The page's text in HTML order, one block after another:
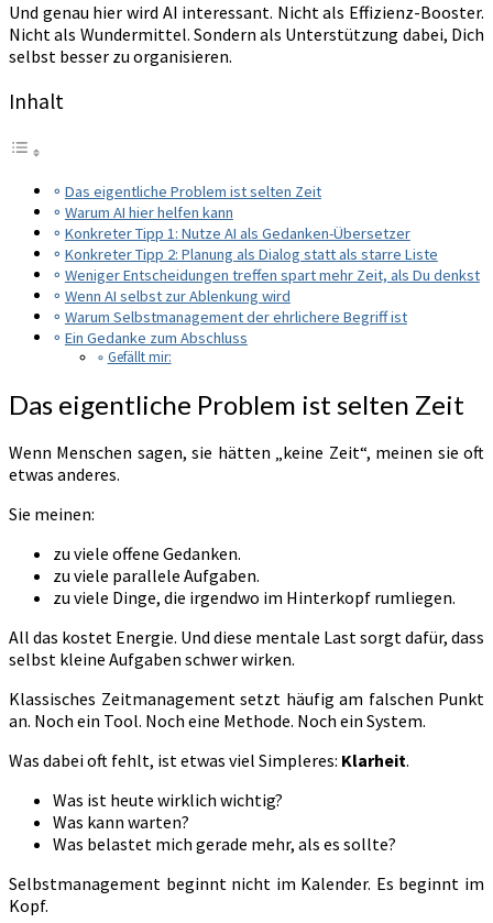
Und genau hier wird AI interessant. Nicht als Effizienz-Booster.
Nicht als Wundermittel. Sondern als Unterstützung dabei, Dich
selbst besser zu organisieren.
Inhalt
Das eigentliche Problem ist selten Zeit
Warum AI hier helfen kann
Konkreter Tipp 1: Nutze AI als Gedanken-Übersetzer
Konkreter Tipp 2: Planung als Dialog statt als starre Liste
Weniger Entscheidungen treffen spart mehr Zeit, als Du denkst
Wenn AI selbst zur Ablenkung wird
Warum Selbstmanagement der ehrlichere Begriff ist
Ein Gedanke zum Abschluss
Gefällt mir:
Das eigentliche Problem ist selten Zeit
Wenn Menschen sagen, sie hätten „keine Zeit“, meinen sie oft
etwas anderes.
Sie meinen:
zu viele offene Gedanken.
zu viele parallele Aufgaben.
zu viele Dinge, die irgendwo im Hinterkopf rumliegen.
All das kostet Energie. Und diese mentale Last sorgt dafür, dass
selbst kleine Aufgaben schwer wirken.
Klassisches Zeitmanagement setzt häufig am falschen Punkt
an. Noch ein Tool. Noch eine Methode. Noch ein System.
Was dabei oft fehlt, ist etwas viel Simpleres: Klarheit.
Was ist heute wirklich wichtig?
Was kann warten?
Was belastet mich gerade mehr, als es sollte?
Selbstmanagement beginnt nicht im Kalender. Es beginnt im
Kopf.